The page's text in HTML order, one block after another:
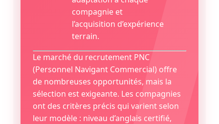
compagnie et
l’acquisition d’expérience
terrain.
Le marché du recrutement PNC
(Personnel Navigant Commercial) offre
de nombreuses opportunités, mais la
sélection est exigeante. Les compagnies
ont des critères précis qui varient selon
leur modèle : niveau d’anglais certifié,